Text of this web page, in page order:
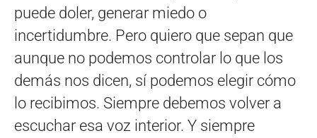
puede doler, generar miedo o
incertidumbre. Pero quiero que sepan que
aunque no podemos controlar lo que los
demás nos dicen, sí podemos elegir cómo
lo recibimos. Siempre debemos volver a
escuchar esa voz interior. Y siempre